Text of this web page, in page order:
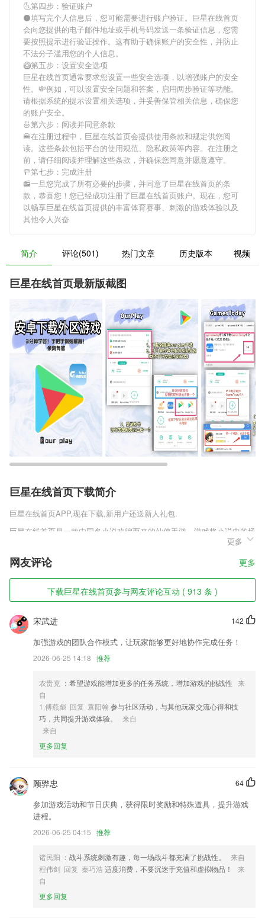
🌜第四步：验证账户
⚫填写完个人信息后，您可能需要进行账户验证。 巨星在线首页
会向您提供的电子邮件地址或手机号码发送一条验证信息，您需
要按照提示进行验证操作。这有助于确保账户的安全性，并防止
不法分子滥用您的个人信息。
🥝第五步：设置安全选项
巨星在线首页通常要求您设置一些安全选项，以增强账户的安全
性。💸例如，可以设置安全问题和答案，启用两步验证等功能。
请根据系统的提示设置相关选项，并妥善保管相关信息，确保您
的账户安全。
🍜第六步：阅读并同意条款
🍔在注册过程中， 巨星在线首页会提供使用条款和规定供您阅
读。这些条款包括平台的使用规范、隐私政策等内容。在注册之
前，请仔细阅读并理解这些条款，并确保您同意并愿意遵守。
🚥第七步：完成注册
📻一旦您完成了所有必要的步骤，并同意了巨星在线首页的条
款，恭喜您！您已经成功注册了巨星在线首页账户。现在，您可
以畅享巨星在线首页提供的丰富体育赛事、刺激的游戏体验以及
其他令人兴奋
简介 评论(501) 热门文章 历史版本 视频
巨星在线首页最新版截图
巨星在线首页下载简介
巨星在线首页APP,现在下载,新用户还送新人礼包.
巨星在线首页是一款由同名小说改编而来的仙侠手游。游戏将小说中的场
景完美的呈现了出来，同时也让玩家能够更好的体验到小说中人物们体验
过的剧情。玩家登陆游戏时，能够有十分简单易懂的新手教程，让你能够
更快的上手，开展属于自己的冒险。
巨星在线首页软件特色
1,「视频裁剪拼接」支持段视频裁剪拼接分割等，快速制作精彩视频，记
录自己精彩的瞬间。
2,不仅可以记录各种文字,各种图片和视频全部可以记录
3,发布自己的教育难题，专家达人积极解答交流，解答各阶段幼儿、小
学、初中、高中等孩子出现的心理健康、学习择校、兴趣选择等问题，同
4,*收益∶环迅天下app实时显示日汇总、累计数据，按天查询对账。
5,摆pose换造型选场景，快来给甜甜拍大片吧！甜甜相机同时支持自拍功
6,百姓事网上办，操作简单，回复快，哈尔滨事大家谈，汇聚民智，共筑
1.智能分析了每个人的高频错题从而生成个性化题库
2.·简笔画手抄报的特点，把复杂的作画过程，用简单的方式展现出来。
让家长和小朋友一看就懂，可以在短的时间理解，并跃跃欲试
3.建立有家庭跟踪、孩子素质考核、家庭终身服务体系；参天大树提供免
费阅读书屋，“素质+学习”成长托管，让家长与孩子共同成长！
4.为大家带来了更加优质的学习教育平台，实现更好的交流学习。
5.专业的数学符号表，2265方便输入的同时又提高了答案搜索的正确率。
更多
网友评论 更多
下载巨星在线首页参与网友评论互动 ( 913 条 )
142
宋武进
加强游戏的团队合作模式，让玩家能够更好地协作完成任务！
2026-06-25 14:18 推荐
农贵克 ：希望游戏能增加更多的任务系统，增加游戏的挑战性 来
自
1.傅燕彪 回复 袁阳翰 参与社区活动，与其他玩家交流心得和技
巧，共同提升游戏体验。
来自
来自
更多回复
64
顾骅忠
参加游戏活动和节日庆典，获得限时奖励和特殊道具，提升游戏
进程。
2026-06-25 04:15 推荐
诸民阳 ：战斗系统刺激有趣，每一场战斗都充满了挑战性。
来自
程伟剑 回复 秦巧浩适度消费，不要沉迷于充值和虚拟物品！
来
自
更多回复